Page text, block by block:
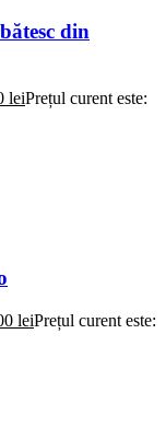
din
leiPrețul curent este:
leiPrețul curent este: